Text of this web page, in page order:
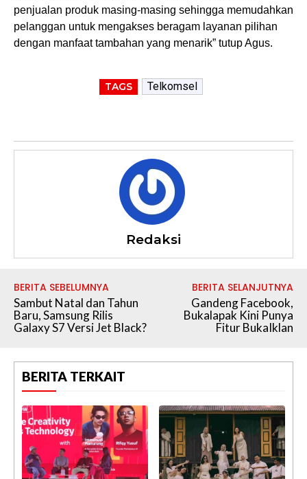
penjualan produk masing-masing sehingga memudahkan
pelanggan untuk mengakses beragam layanan pilihan
dengan manfaat tambahan yang menarik” tutup Agus.
TAGS Telkomsel
Redaksi
BERITA SEBELUMNYA
Sambut Natal dan Tahun
Baru, Samsung Rilis
Galaxy S7 Versi Jet Black?
BERITA SELANJUTNYA
Gandeng Facebook,
Bukalapak Kini Punya
Fitur BukaIklan
BERITA TERKAIT